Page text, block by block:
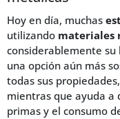
Hoy en día, muchas
utilizando materiales
considerablemente
una opción aún más
todas sus
mientras que ayuda a
primas y el consumo